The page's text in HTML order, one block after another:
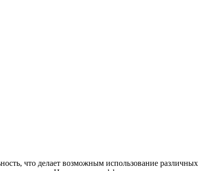
что делает возможным использование различных